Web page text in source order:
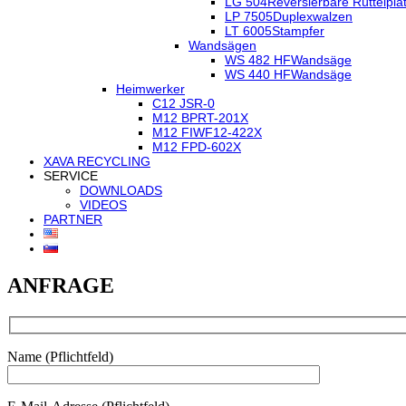
LP 7505Duplexwalzen
LT 6005Stampfer
Wandsägen
WS 482 HFWandsäge
WS 440 HFWandsäge
Heimwerker
C12 JSR-0
M12 BPRT-201X
M12 FIWF12-422X
M12 FPD-602X
XAVA RECYCLING
SERVICE
DOWNLOADS
VIDEOS
PARTNER
ANFRAGE
Name (Pflichtfeld)